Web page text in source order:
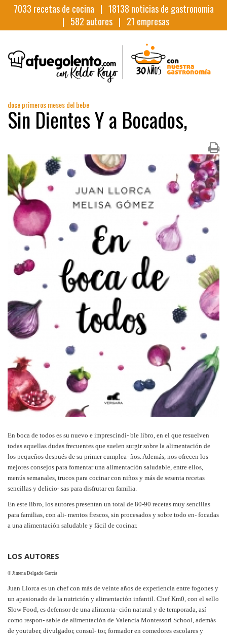
7033 recetas de cocina | 18138 noticias de gastronomia
| 582 autores | 21 empresas
doce primeros meses del bebe
Sin Dientes Y a Bocados,
En boca de todos es su nuevo e imprescindi- ble libro, en el que resuelven
todas aquellas dudas frecuentes que suelen surgir sobre la alimentación de
los pequeños después de su primer cumplea- ños. Además, nos ofrecen los
mejores consejos para fomentar una alimentación saludable, entre ellos,
menús semanales, trucos para cocinar con niños y más de sesenta recetas
sencillas y delicio- sas para disfrutar en familia.
En este libro, los autores presentan un total de 80-90 recetas muy sencillas
para familias, con ali- mentos frescos, sin procesados y sobre todo en- focadas
a una alimentación saludable y fácil de cocinar.
LOS AUTORES
© Jimena Delgado García
Juan Llorca es un chef con más de veinte años de experiencia entre fogones y
un apasionado de la nutrición y alimentación infantil. Chef Km0, con el sello
Slow Food, es defensor de una alimenta- ción natural y de temporada, así
como respon- sable de alimentación de Valencia Montessori School, además
de youtuber, divulgador, consul- tor, formador en comedores escolares y